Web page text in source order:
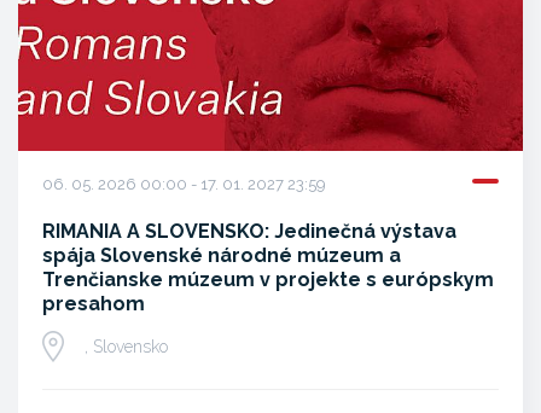
06. 05. 2026 00:00 - 17. 01. 2027 23:59
RIMANIA A SLOVENSKO: Jedinečná výstava
spája Slovenské národné múzeum a
Trenčianske múzeum v projekte s európskym
presahom
, Slovensko